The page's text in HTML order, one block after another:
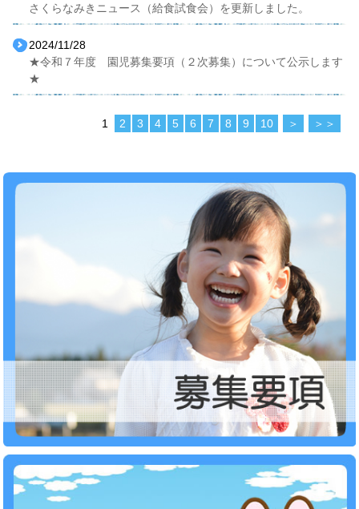
さくらなみきニュース（給食試食会）を更新しました。
2024/11/28
★令和７年度 園児募集要項（２次募集）について公示します
★
1 2 3 4 5 6 7 8 9 10 ＞ ＞＞